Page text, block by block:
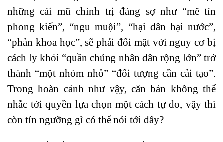
những cái mũ chính trị đáng sợ như “mê tín
phong kiến”, “ngu muội”, “hại dân hại nước”,
“phản khoa học”, sẽ phải đối mặt với nguy cơ bị
cách ly khỏi “quần chúng nhân dân rộng lớn” trở
thành “một nhóm nhỏ” “đối tượng cần cải tạo”.
Trong hoàn cảnh như vậy, căn bản không thể
nhắc tới quyền lựa chọn một cách tự do, vậy thì
còn tín ngưỡng gì có thể nói tới đây?